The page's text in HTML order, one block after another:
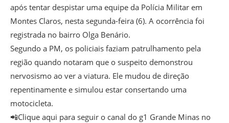
após tentar despistar uma equipe da Polícia Militar em
Montes Claros, nesta segunda-feira (6). A ocorrência foi
registrada no bairro Olga Benário.
Segundo a PM, os policiais faziam patrulhamento pela
região quando notaram que o suspeito demonstrou
nervosismo ao ver a viatura. Ele mudou de direção
repentinamente e simulou estar consertando uma
motocicleta.
📲Clique aqui para seguir o canal do g1 Grande Minas no